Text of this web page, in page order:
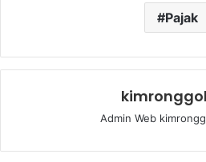
Pajak
Admin Web